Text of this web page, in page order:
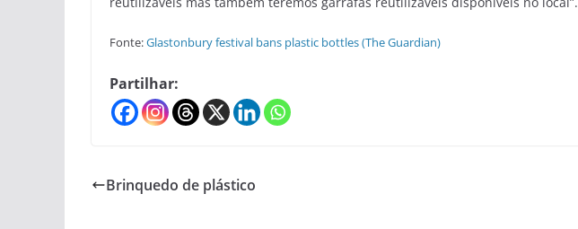
Fonte:Glastonbury festival bans plastic bottles (The Guardian)
Partilhar:
Brinquedo de plástico